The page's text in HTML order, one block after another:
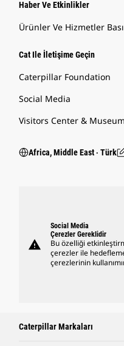
Haber Ve Etkinlikler
Ürünler Ve Hizmetler
Cat Ile İletişime Geçin
Caterpillar Foundation
Social Media
Visitors Center & Museum
Africa, Middle East ‧ Türk
warning
Social Media
Çerezler Gereklidir
Bu özelliği
çerezler ile
çerezlerinin
Caterpillar Markaları